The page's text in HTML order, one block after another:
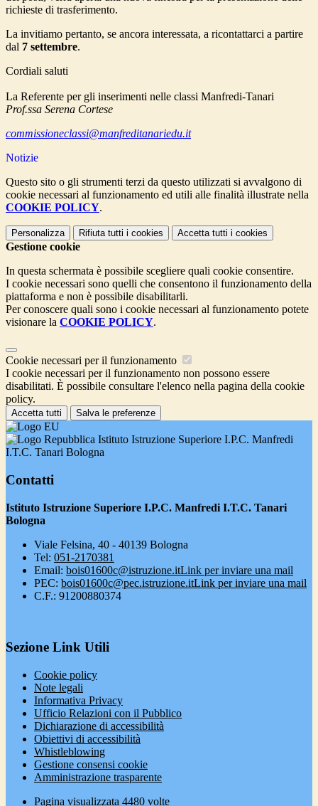
richieste di trasferimento.
La invitiamo pertanto, se ancora interessata, a ricontattarci a partire
dal 7 settembre.
Cordiali saluti
La Referente per gli inserimenti nelle classi Manfredi-Tanari
Prof.ssa Serena Cortese
commissioneclassi@manfreditanariedu.it
Notizie
Questo sito o gli strumenti terzi da questo utilizzati si avvalgono di
cookie necessari al funzionamento ed utili alle finalità illustrate nella
COOKIE POLICY.
Personalizza Rifiuta tutti i cookies Accetta tutti i cookies
Gestione cookie
In questa schermata è possibile scegliere quali cookie consentire.
I cookie necessari sono quelli che consentono il funzionamento della
piattaforma e non è possibile disabilitarli.
Per conoscere quali sono i cookie necessari al funzionamento potete
visionare la COOKIE POLICY.
Cookie necessari per il funzionamento
I cookie necessari per il funzionamento non possono essere
disabilitati. È possibile consultare l'elenco nella pagina della cookie
policy.
Accetta tutti Salva le preferenze
Istituto Istruzione Superiore I.P.C. Manfredi
I.T.C. Tanari Bologna
Contatti
Istituto Istruzione Superiore I.P.C. Manfredi I.T.C. Tanari
Bologna
Viale Felsina, 40 - 40139 Bologna
Tel: 051-2170381
Email: bois01600c@istruzione.itLink per inviare una mail
PEC: bois01600c@pec.istruzione.itLink per inviare una mail
C.F.: 91200880374
Sezione Link Utili
Cookie policy
Note legali
Informativa Privacy
Ufficio Relazioni con il Pubblico
Dichiarazione di accessibilità
Obiettivi di accessibilità
Whistleblowing
Gestione consensi cookie
Amministrazione trasparente
Pagina visualizzata 4480 volte